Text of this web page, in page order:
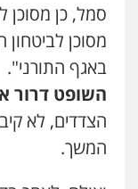
סמל, כן מסוכן
מסוכן
באגף התורני".
השופט דרור
הצדדים, לא
המשך.